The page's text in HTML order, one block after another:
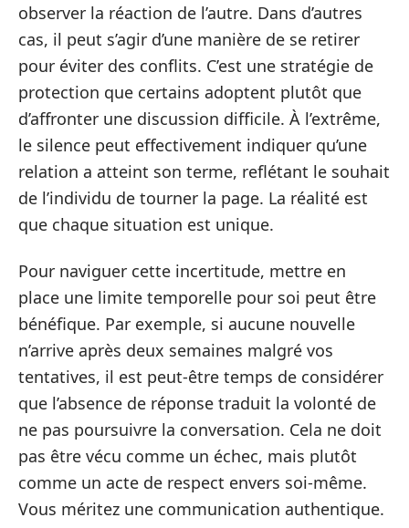
observer la réaction de l’autre. Dans d’autres
cas, il peut s’agir d’une manière de se retirer
pour éviter des conflits. C’est une stratégie de
protection que certains adoptent plutôt que
d’affronter une discussion difficile. À l’extrême,
le silence peut effectivement indiquer qu’une
relation a atteint son terme, reflétant le souhait
de l’individu de tourner la page. La réalité est
que chaque situation est unique.
Pour naviguer cette incertitude, mettre en
place une limite temporelle pour soi peut être
bénéfique. Par exemple, si aucune nouvelle
n’arrive après deux semaines malgré vos
tentatives, il est peut-être temps de considérer
que l’absence de réponse traduit la volonté de
ne pas poursuivre la conversation. Cela ne doit
pas être vécu comme un échec, mais plutôt
comme un acte de respect envers soi-même.
Vous méritez une communication authentique.